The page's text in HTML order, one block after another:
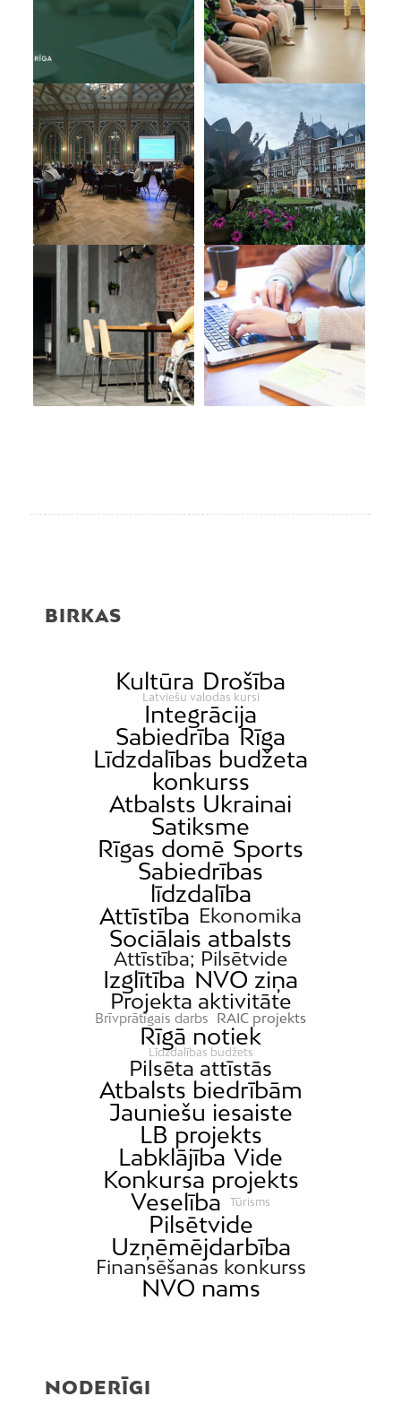
BIRKAS
Kultūra Drošība
Latviešu valodas kursi
Integrācija
Sabiedrība Rīga
Līdzdalības budžeta
konkurss
Atbalsts Ukrainai
Satiksme
Rīgas domē Sports
Sabiedrības
līdzdalība
Attīstība Ekonomika
Sociālais atbalsts
Attīstība; Pilsētvide
Izglītība NVO ziņa
Projekta aktivitāte
Brīvprātīgais darbs RAIC projekts
Rīgā notiek
Līdzdalības budžets
Pilsēta attīstās
Atbalsts biedrībām
Jauniešu iesaiste
LB projekts
Labklājība Vide
Konkursa projekts
Veselība
Tūrisms
Pilsētvide
Uzņēmējdarbība
Finansēšanas konkurss
NVO nams
NODERĪGI